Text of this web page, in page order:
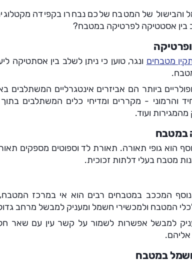
והבישול של המטבח שלכם נבחרו בקפידה
בין אסטטיקה לפרטיקה במטבח?
מטבחים ונגר, טוען כי ניתן לשלב בין אסתטיקה
ביותר הם אביזרים אינטגרליים המשתלבים
והרמוני - מקררים ומדיחי כלים המשתלבים בתוך
ועוד.
במטבח
הוא גופי תאורה. תאורת לד וספוטים מספקים
מטבח בעלי דלתות זכוכית.
נוסף המככב במטבחים רבים הוא אי במרכז
המטבח ולמכשירי חשמל ומעניק למבשל מרחב
למבשל אפשרות לשמור על קשר עין עם שאר
במטבח